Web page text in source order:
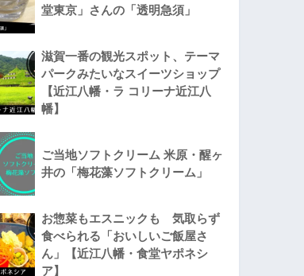
堂東京」さんの「透明急須」
滋賀一番の観光スポット、テーマ
パークみたいなスイーツショップ
【近江八幡・ラ コリーナ近江八
幡】
ご当地ソフトクリーム 米原・醒ヶ
井の「梅花藻ソフトクリーム」
お惣菜もエスニックも 気取らず
食べられる「おいしいご飯屋さ
ん」【近江八幡・食堂ヤポネシ
ア】